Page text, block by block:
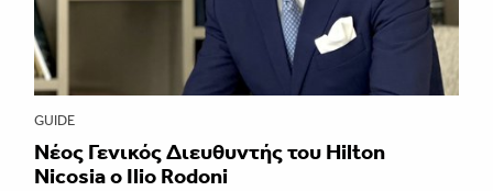
GUIDE
Νέος Γενικός Διευθυντής του Hilton
Nicosia ο Ilio Rodoni